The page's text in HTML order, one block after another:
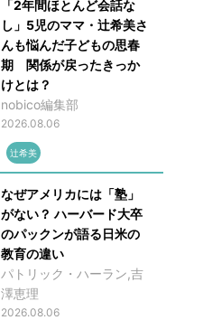
「2年間ほとんど会話な
し」5児のママ・辻希美さ
んも悩んだ子どもの思春
期 関係が戻ったきっか
けとは？
nobico編集部
2026.08.06
辻希美
なぜアメリカには「塾」
がない？ ハーバード大卒
のパックンが語る日米の
教育の違い
パトリック・ハーラン,吉
澤恵理
2026.08.06